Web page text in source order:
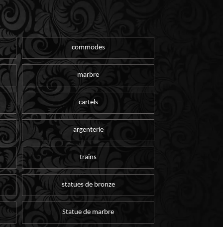
commodes
marbre
cartels
argenterie
trains
statues de bronze
Statue de marbre